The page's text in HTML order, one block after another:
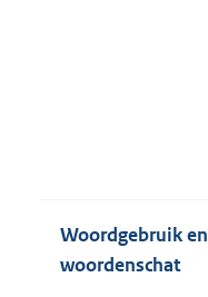
Woordgebruik en
woordenschat